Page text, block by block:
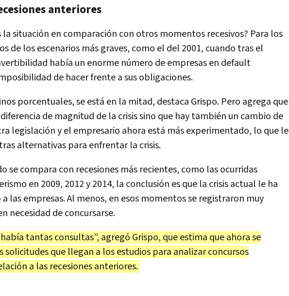
anteriores
la situación en comparación con otros momentos recesivos? Para los
de los escenarios más graves, como el del 2001, cuando tras el
había un enorme número de empresas en default
de hacer frente a sus obligaciones.
porcentuales, se está en la mitad, destaca Grispo. Pero agrega que
de magnitud de la crisis sino que hay también un cambio de
legislación y el empresario ahora está más experimentado, lo que le
alternativas para enfrentar la crisis.
se compara con recesiones más recientes, como las ocurridas
en 2009, 2012 y 2014, la conclusión es que la crisis actual le ha
las empresas. Al menos, en esos momentos se registraron muy
necesidad de concursarse.
tantas consultas”, agregó Grispo, que estima que ahora se
que llegan a los estudios para analizar concursos
a las recesiones anteriores.